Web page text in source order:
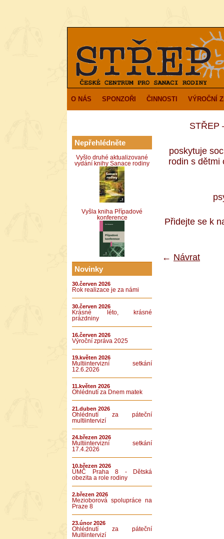
O NÁS SPONZOŘI ČINNOSTI VÝROČNÍ
Nepřehlédněte
Vyšlo druhé aktualizované
vydání knihy Sanace rodiny
Vyšla kniha Případové
konference
Novinky
30.červen 2026
Rok realizace je za námi
30.červen 2026
Krásné léto, krásné
prázdniny
16.červen 2026
Výroční zpráva 2025
19.květen 2026
Multiintervizní setkání
12.6.2026
11.květen 2026
Ohlédnutí za Dnem matek
21.duben 2026
Ohlédnutí za páteční
multiintervizí
24.březen 2026
Multiintervizní setkání
17.4.2026
10.březen 2026
ÚMČ Praha 8 - Dětská
obezita a role rodiny
2.březen 2026
Mezioborová spolupráce na
Praze 8
23.únor 2026
Ohlédnutí za páteční
Multiintervizí
STŘEP
poskytuje
rodin s dětmi
Přidejte se k
← Návrat